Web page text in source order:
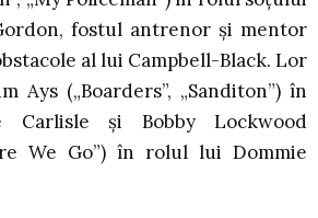
fostul antrenor și mentor
al lui Campbell-Black. Lor
Ays („Boarders”, „Sanditon”) în
și Bobby Lockwood
We Go”) în rolul lui Dommie